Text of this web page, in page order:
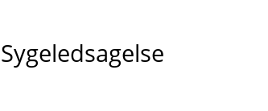
Sygeledsagelse